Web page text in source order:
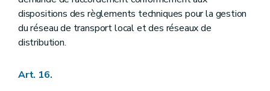
dispositions des règlements techniques pour la gestion
du réseau de transport local et des réseaux de
distribution.
Art. 16.